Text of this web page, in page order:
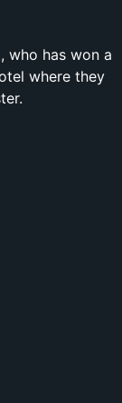
who has won a
where they